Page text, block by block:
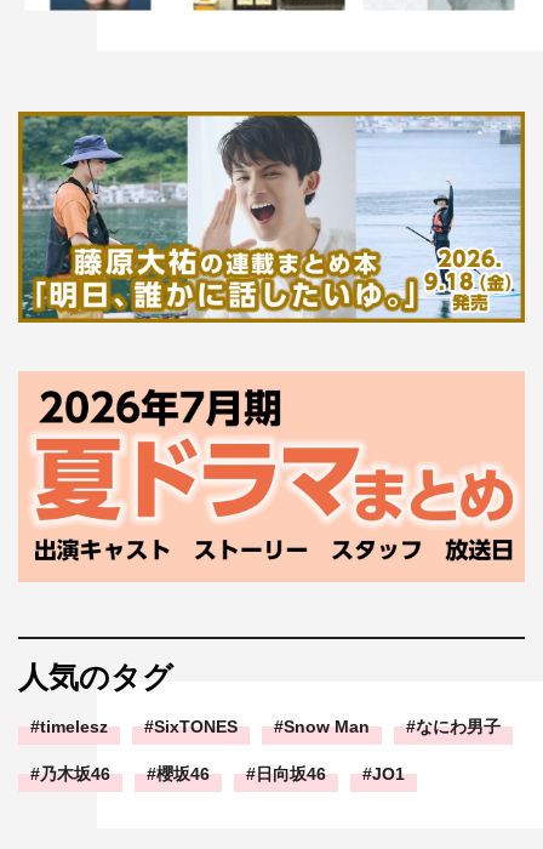
人気のタグ
timelesz SixTONES Snow Man なにわ男子
乃木坂46 櫻坂46 日向坂46 JO1